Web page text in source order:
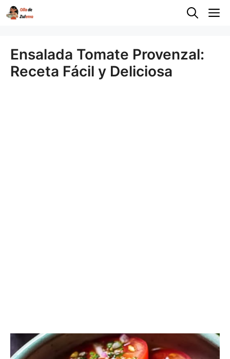
Saltar
Ensalada Tomate Provenzal:
Receta Fácil y Deliciosa